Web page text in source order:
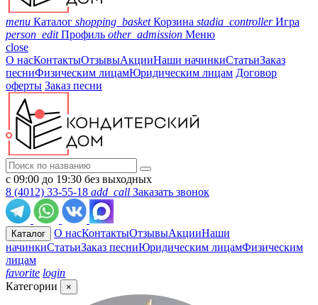
menu Каталог shopping_basket Корзина stadia_controller Игра
person_edit Профиль other_admission Меню
close
О насКонтактыОтзывыАкцииНаши начинкиСтатьиЗаказ
песниФизическим лицамЮридическим лицам Договор
оферты Заказ песни
с 09:00 до 19:30 без выходных
8 (4012) 33-55-18 add_call Заказать звонок
Каталог О насКонтактыОтзывыАкцииНаши
начинкиСтатьиЗаказ песниЮридическим лицамФизическим
лицам
favorite login
Категории
×